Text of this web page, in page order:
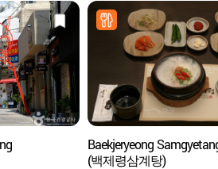
Baekjeryeong
(백제령삼계탕)